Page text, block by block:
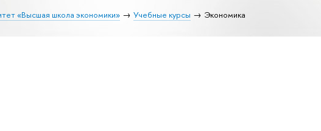
«Высшая школа экономики» Учебные курсы Экономика